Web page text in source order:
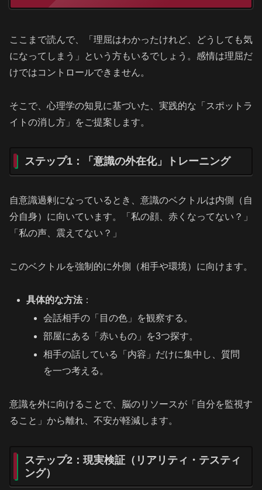
ここまで読んで、「理屈はわかったけれど、どうしても気
になってしまう」という方もいるでしょう。感情は理屈だ
けではコントロールできません。
そこで、心理学の知見に基づいた、実践的な「スポットラ
イトの消し方」をご提案します。
ステップ1：「意識の外在化」トレーニング
自意識過剰になっているとき、意識のベクトルは内側（自
分自身）に向いています。「私の顔、赤くなってない？」
「私の声、震えてない？」
このベクトルを強制的に外側（相手や環境）に向けます。
具体的な方法 ：
会話相手の「目の色」を観察する。
部屋にある「赤いもの」を3つ探す。
相手の話している「内容」だけに集中し、質問
を一つ考える。
意識を外に向けることで、脳のリソースが「自分を監視す
ること」から離れ、不安が軽減します。
ステップ2：現実検証（リアリティ・テスティ
ング）